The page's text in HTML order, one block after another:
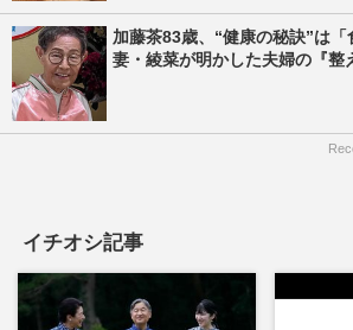
加藤茶83歳、“健康の秘訣”は「
妻・綾菜が明かした夫婦の『整
イチオシ記事